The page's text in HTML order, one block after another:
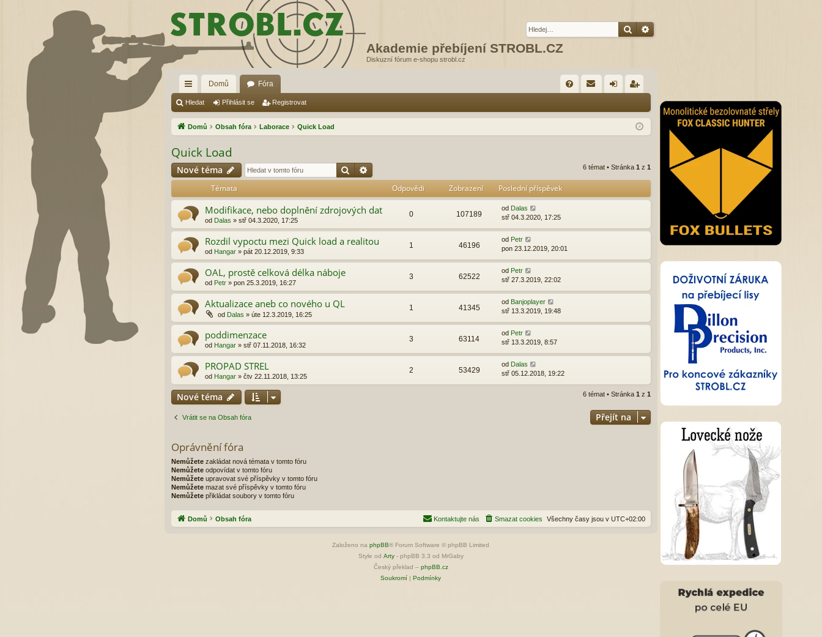
Akademie přebíjení STROBL.CZ
Diskuzní fórum e-shopu strobl.cz
HledatPokročilé hledání
yc
hl
od
ka
Domů Fóra
Q lá ist
Hledat Přihlásit se Registrovat
Domů Obsah fóra Laborace Quick Load
Quick Load
Nové téma Hledat 6 témat • Stránka1 z1
Témata Odpovědi Zobrazení Poslední příspěvek
Modifikace, nebo doplnění zdrojových dat
od Dalas » stř 04.3.2020, 17:25
0 107189
od Dalas
stř 04.3.2020, 17:25
Rozdil vypoctu mezi Quick load a realitou
od Hangar» pát 20.12.2019, 9:33
1 46196
od Petr
pon 23.12.2019, 20:01
OAL, prostě celková délka náboje
od Petr» pon 25.3.2019, 16:27
3 62522
od Petr
stř 27.3.2019, 22:02
Aktualizace aneb co nového u QL
od Dalas » úte 12.3.2019, 16:25
1 41345
od Banjoplayer
stř 13.3.2019, 19:48
poddimenzace
od Hangar» stř 07.11.2018, 16:32
3 63114
od Petr
stř 13.3.2019, 8:57
PROPAD STREL
od Hangar» čtv 22.11.2018, 13:25
2 53429
od Dalas
stř 05.12.2018, 19:22
Nové téma 6 témat • Stránka1 z1
Vrátit se na Obsah fóra Přejít na
Oprávnění fóra
Nemůžetezakládat nová témata v tomto fóru
Nemůžeteodpovídat v tomto fóru
Nemůžeteupravovat své příspěvky v tomto fóru
Nemůžetemazat své příspěvky v tomto fóru
Nemůžetepřikládat soubory v tomto fóru
Domů Obsah fóra Všechny časy jsou vUTC+02:00
Smazat cookies
Kontaktujte nás
Založeno naphpBB® Forum Software © phpBB Limited
Style od Arty- phpBB 3.3 od MrGaby
Český překlad – phpBB.cz
Soukromí |Podmínky